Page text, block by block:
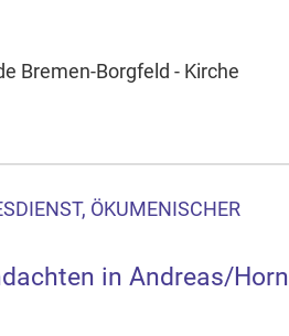
Bremen-Borgfeld - Kirche
ÖKUMENISCHER
in Andreas/Horn